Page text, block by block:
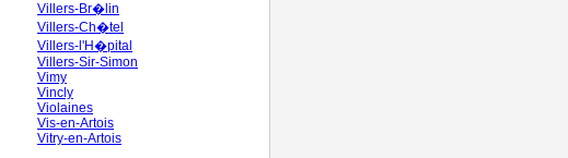
Villers-Br�lin
Villers-Ch�tel
Villers-l'H�pital
Villers-Sir-Simon
Vimy
Vincly
Violaines
Vis-en-Artois
Vitry-en-Artois